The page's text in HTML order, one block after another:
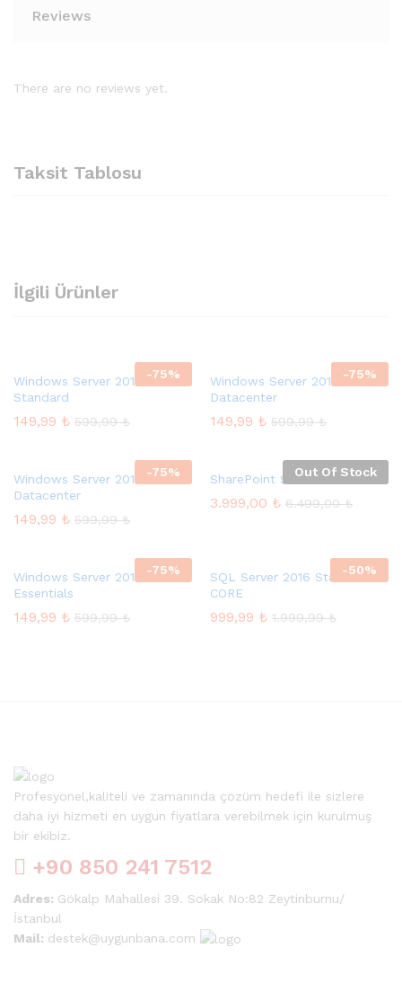
Reviews
There are no reviews yet.
Taksit Tablosu
İlgili Ürünler
-75%
Windows Server 2016
Standard
149,99 ₺ 599,99₺
-75%
Windows Server 2012
Datacenter
149,99 ₺ 599,99₺
-75%
Windows Server 2012 R2
Datacenter
149,99 ₺ 599,99₺
Out Of Stock
SharePoint Server 2016
3.999,00 ₺ 6.499,00₺
-75%
Windows Server 2012
Essentials
149,99 ₺ 599,99₺
-50%
SQL Server 2016 Standard 2
CORE
999,99 ₺ 1.999,99₺
Profesyonel,kaliteli ve zamanında çözüm hedefi ile sizlere
daha iyi hizmeti en uygun fiyatlara verebilmek için kurulmuş
bir ekibiz.
+90 850 241 7512
Adres: Gökalp Mahallesi 39. Sokak No:82 Zeytinburnu/
İstanbul
Mail: destek@uygunbana.com